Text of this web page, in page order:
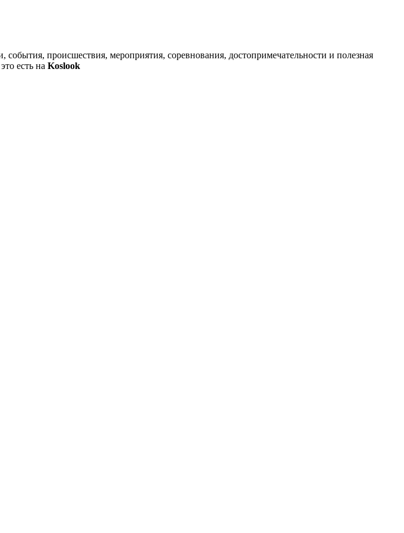
происшествия, мероприятия, соревнования, достопримечательности и полезная
есть на Koslook